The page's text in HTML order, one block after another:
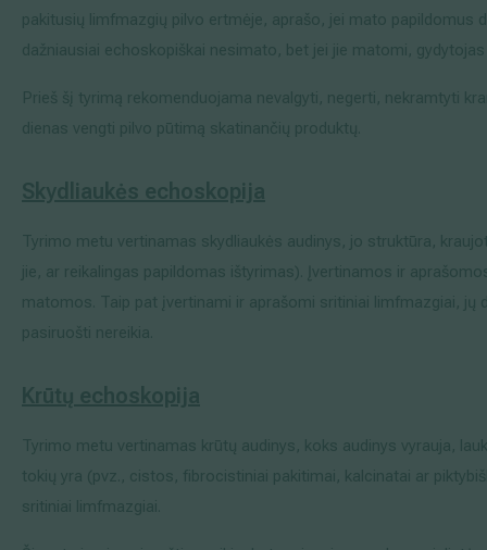
pakitusių limfmazgių pilvo ertmėje, aprašo, jei mato papildomus
dažniausiai echoskopiškai nesimato, bet jei jie matomi,
Prieš šį tyrimą rekomenduojama nevalgyti, negerti, nekramtyti
dienas vengti pilvo pūtimą skatinančių produktų.
Skydliaukės echoskopija
Tyrimo metu vertinamas skydliaukės audinys, jo struktūra,
jie, ar reikalingas papildomas ištyrimas). Įvertinamos ir
matomos. Taip pat įvertinami ir aprašomi sritiniai limfmazgiai, jų
pasiruošti nereikia.
Krūtų echoskopija
Tyrimo metu vertinamas krūtų audinys, koks audinys vyrauja,
tokių yra (pvz., cistos, fibrocistiniai pakitimai, kalcinatai ar
sritiniai limfmazgiai.